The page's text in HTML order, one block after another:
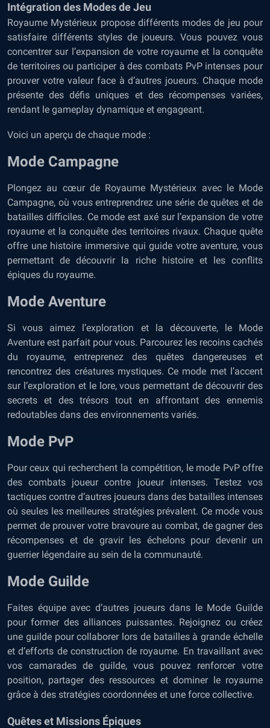
Intégration des Modes de Jeu
Royaume Mystérieux propose différents modes de jeu pour
satisfaire différents styles de joueurs. Vous pouvez vous
concentrer sur l’expansion de votre royaume et la conquête
de territoires ou participer à des combats PvP intenses pour
prouver votre valeur face à d’autres joueurs. Chaque mode
présente des défis uniques et des récompenses variées,
rendant le gameplay dynamique et engageant.
Voici un aperçu de chaque mode :
Mode Campagne
Plongez au cœur de Royaume Mystérieux avec le Mode
Campagne, où vous entreprendrez une série de quêtes et de
batailles difficiles. Ce mode est axé sur l’expansion de votre
royaume et la conquête des territoires rivaux. Chaque quête
offre une histoire immersive qui guide votre aventure, vous
permettant de découvrir la riche histoire et les conflits
épiques du royaume.
Mode Aventure
Si vous aimez l’exploration et la découverte, le Mode
Aventure est parfait pour vous. Parcourez les recoins cachés
du royaume, entreprenez des quêtes dangereuses et
rencontrez des créatures mystiques. Ce mode met l’accent
sur l’exploration et le lore, vous permettant de découvrir des
secrets et des trésors tout en affrontant des ennemis
redoutables dans des environnements variés.
Mode PvP
Pour ceux qui recherchent la compétition, le mode PvPoffre
des combats joueur contre joueur intenses. Testez vos
tactiques contre d’autres joueurs dans des batailles intenses
où seules les meilleures stratégies prévalent. Ce mode vous
permet de prouver votre bravoure au combat, de gagner des
récompenses et de gravir les échelons pour devenir un
guerrier légendaire au sein de la communauté.
Mode Guilde
Faites équipe avec d’autres joueurs dans le Mode Guilde
pour former des alliances puissantes. Rejoignez ou créez
une guilde pour collaborer lors de batailles à grande échelle
et d’efforts de construction de royaume. En travaillant avec
vos camarades de guilde, vous pouvez renforcer votre
position, partager des ressources et dominer le royaume
grâce à des stratégies coordonnées et une force collective.
Quêtes et Missions Épiques